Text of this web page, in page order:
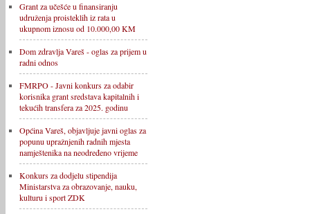
Grant za učešće u finansiranju
udruženja proisteklih iz rata u
ukupnom iznosu od 10.000,00 KM
Dom zdravlja Vareš - oglas za prijem u
radni odnos
FMRPO - Javni konkurs za odabir
korisnika grant sredstava kapitalnih i
tekućih transfera za 2025. godinu
Općina Vareš, objavljuje javni oglas za
popunu upražnjenih radnih mjesta
namještenika na neodređeno vrijeme
Konkurs za dodjelu stipendija
Ministarstva za obrazovanje, nauku,
kulturu i sport ZDK